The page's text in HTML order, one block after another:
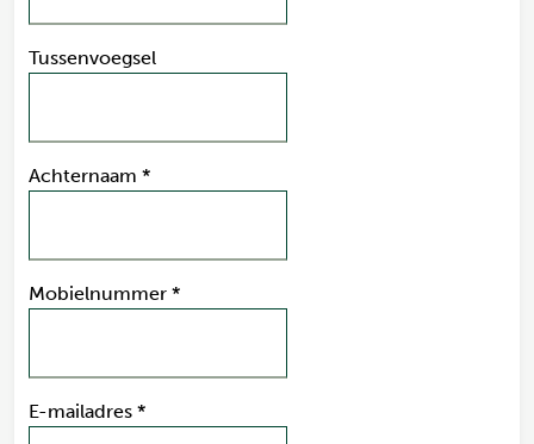
Tussenvoegsel
Achternaam *
Mobielnummer *
E-mailadres *